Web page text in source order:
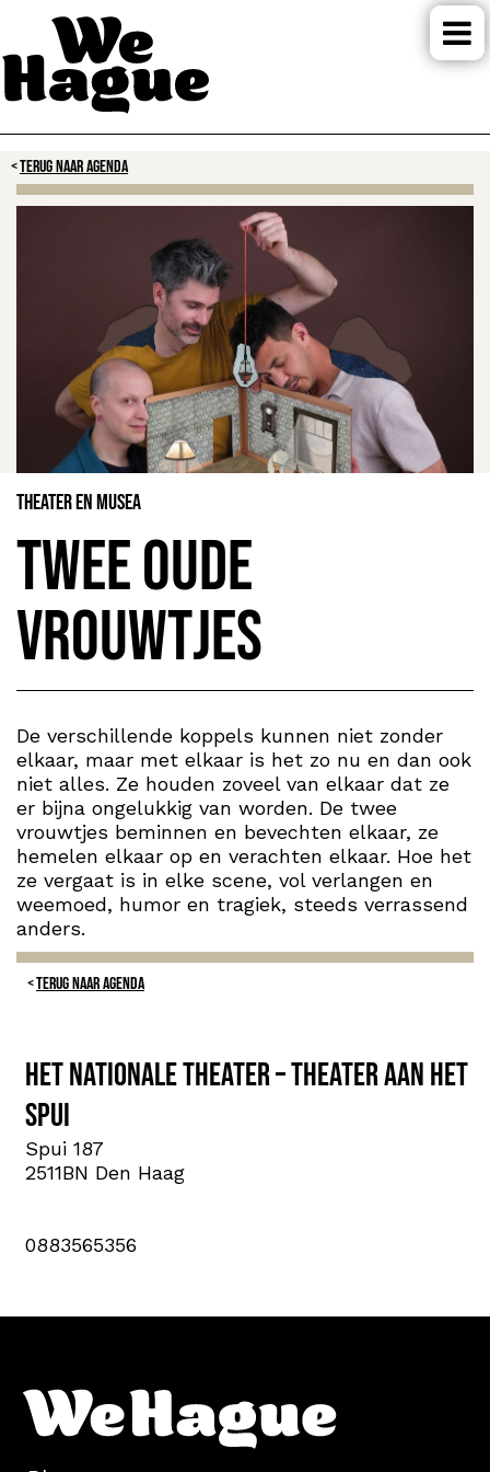
TERUG NAAR AGENDA
Theater en Musea
Twee oude
vrouwtjes
De verschillende koppels kunnen niet zonder
elkaar, maar met elkaar is het zo nu en dan ook
niet alles. Ze houden zoveel van elkaar dat ze
er bijna ongelukkig van worden. De twee
vrouwtjes beminnen en bevechten elkaar, ze
hemelen elkaar op en verachten elkaar. Hoe het
ze vergaat is in elke scene, vol verlangen en
weemoed, humor en tragiek, steeds verrassend
anders.
TERUG NAAR AGENDA
Het Nationale Theater – Theater aan het
Spui
Spui 187
2511BN Den Haag
0883565356